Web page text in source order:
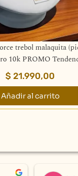
trebol malaquita
10k PROMO
$ 21.990,00
Añadir al carrito